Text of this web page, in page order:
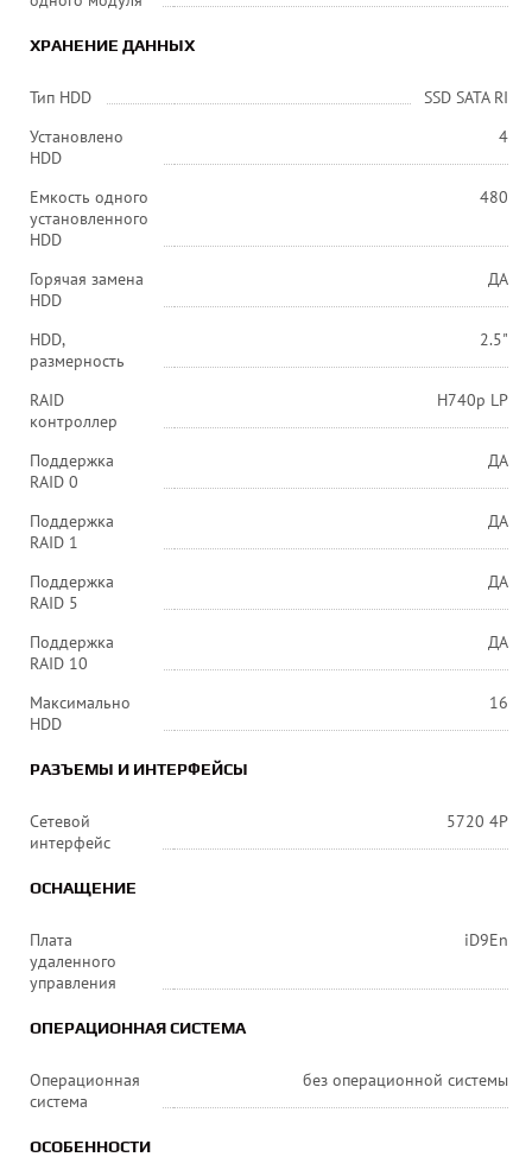
ХРАНЕНИЕ ДАННЫХ
Тип HDD
SSD SATA RI
Установлено
HDD
4
Емкость одного
установленного
HDD
480
Горячая замена
HDD
ДА
HDD,
размерность
2.5"
RAID
контроллер
H740p LP
Поддержка
RAID 0
ДА
Поддержка
RAID 1
ДА
Поддержка
RAID 5
ДА
Поддержка
RAID 10
ДА
Максимально
HDD
16
РАЗЪЕМЫ И ИНТЕРФЕЙСЫ
Сетевой
интерфейс
5720 4P
ОСНАЩЕНИЕ
Плата
удаленного
управления
iD9En
ОПЕРАЦИОННАЯ СИСТЕМА
Операционная
система
без операционной системы
ОСОБЕННОСТИ